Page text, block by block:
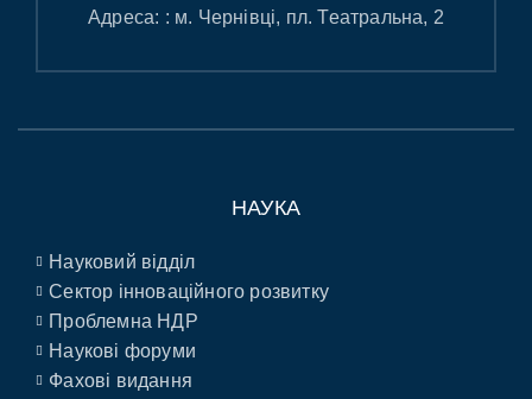
Адреса: : м. Чернівці, пл. Театральна, 2
НАУКА
Науковий відділ
Сектор інноваційного розвитку
Проблемна НДР
Наукові форуми
Фахові видання